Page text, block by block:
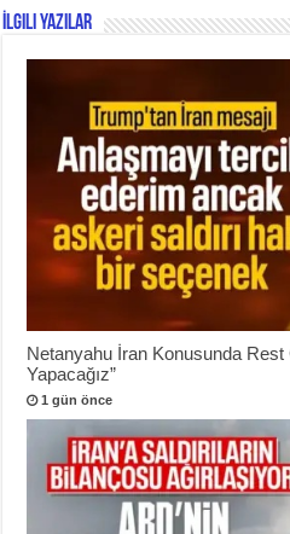
İlgili Yazılar
Netanyahu İran Konusunda
Yapacağız”
1 gün önce